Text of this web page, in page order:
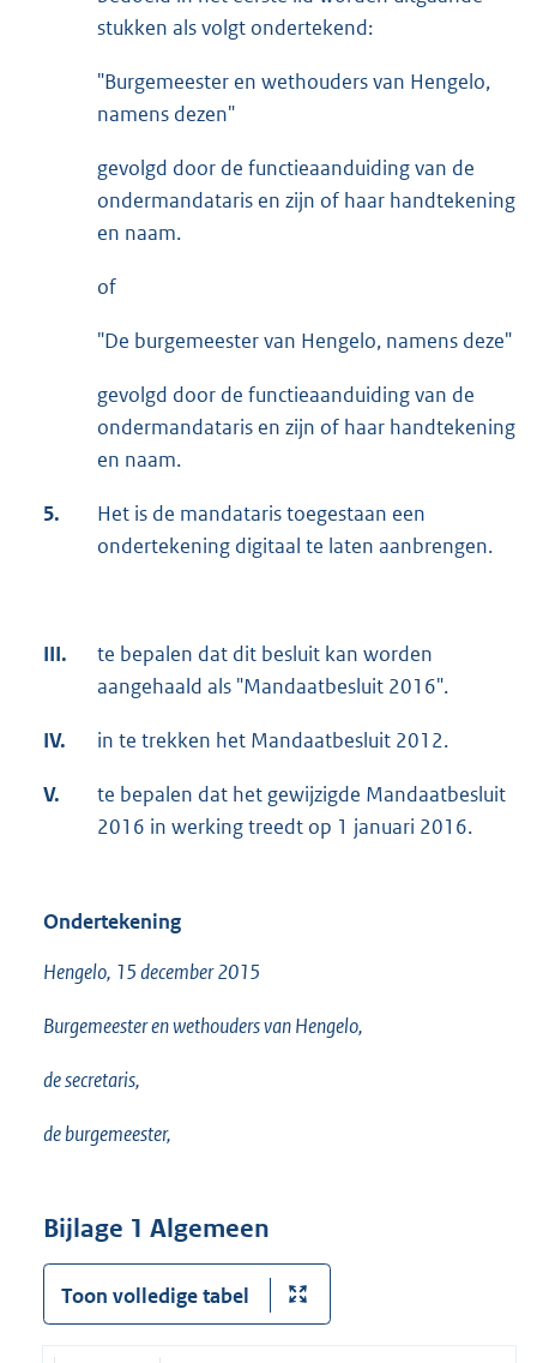
stukken als volgt ondertekend:
"Burgemeester en wethouders van Hengelo,
namens dezen"
gevolgd door de functieaanduiding van de
ondermandataris en zijn of haar handtekening
en naam.
of
"De burgemeester van Hengelo, namens deze"
gevolgd door de functieaanduiding van de
ondermandataris en zijn of haar handtekening
en naam.
5.
Het is de mandataris toegestaan een
ondertekening digitaal te laten aanbrengen.
III.
te bepalen dat dit besluit kan worden
aangehaald als "Mandaatbesluit 2016".
IV. in te trekken het Mandaatbesluit 2012.
V.
te bepalen dat het gewijzigde Mandaatbesluit
2016 in werking treedt op 1 januari 2016.
Ondertekening
Hengelo, 15 december 2015
Burgemeester en wethouders van Hengelo,
de secretaris,
de burgemeester,
Bijlage 1 Algemeen
Toon volledige tabel